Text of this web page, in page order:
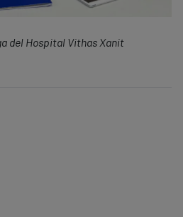
del Hospital Vithas Xanit